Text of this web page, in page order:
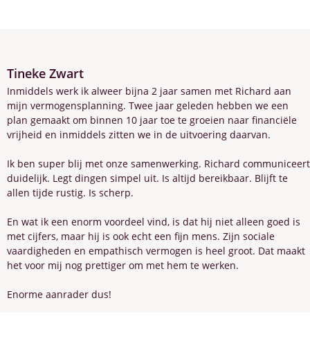
Tineke Zwart
Inmiddels werk ik alweer bijna 2 jaar samen met Richard aan
mijn vermogensplanning. Twee jaar geleden hebben we een
plan gemaakt om binnen 10 jaar toe te groeien naar financiële
vrijheid en inmiddels zitten we in de uitvoering daarvan.
Ik ben super blij met onze samenwerking. Richard communiceert
duidelijk. Legt dingen simpel uit. Is altijd bereikbaar. Blijft te
allen tijde rustig. Is scherp.
En wat ik een enorm voordeel vind, is dat hij niet alleen goed is
met cijfers, maar hij is ook echt een fijn mens. Zijn sociale
vaardigheden en empathisch vermogen is heel groot. Dat maakt
het voor mij nog prettiger om met hem te werken.
Enorme aanrader dus!